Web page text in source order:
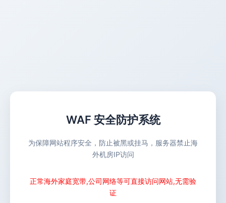
WAF 安全防护系统
为保障网站程序安全，防止被黑或挂马，服务器禁止海
外机房IP访问
正常海外家庭宽带,公司网络等可直接访问网站,无需验
证